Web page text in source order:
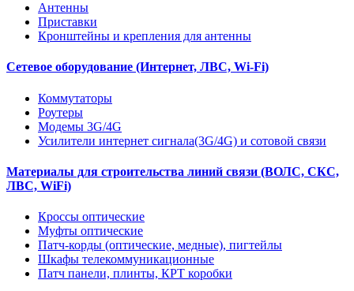
Антенны
Приставки
Кронштейны и крепления для антенны
Сетевое оборудование (Интернет, ЛВС, Wi-Fi)
Коммутаторы
Роутеры
Модемы 3G/4G
Усилители интернет сигнала(3G/4G) и сотовой связи
Материалы для строительства линий связи (ВОЛС, СКС,
ЛВС, WiFi)
Кроссы оптические
Муфты оптические
Патч-корды (оптические, медные), пигтейлы
Шкафы телекоммуникационные
Патч панели, плинты, КРТ коробки